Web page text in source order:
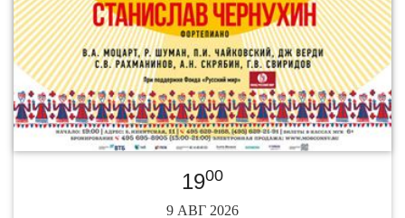
1900
9 АВГ 2026